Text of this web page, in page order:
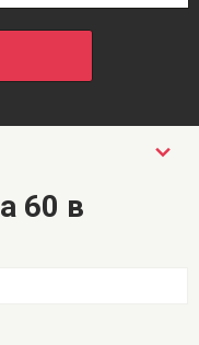
60 в